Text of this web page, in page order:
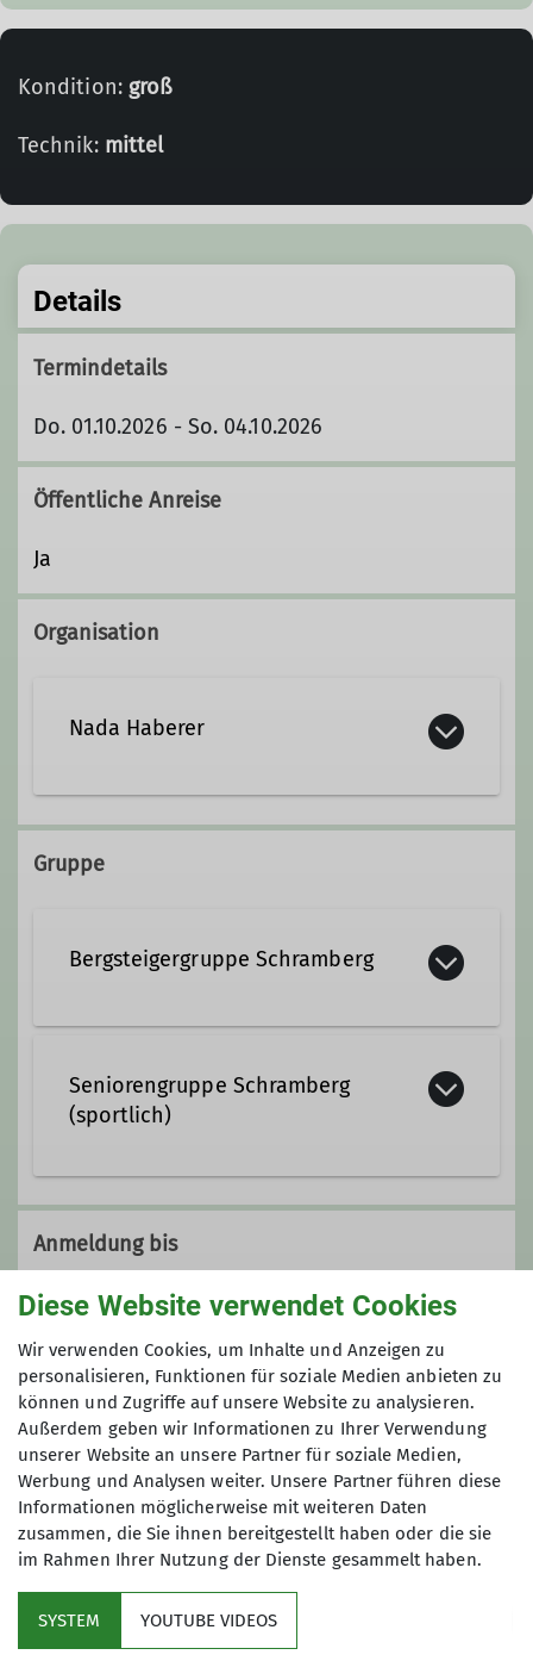
Kondition: groß
Technik: mittel
Details
Termindetails
Do. 01.10.2026 - So. 04.10.2026
Öffentliche Anreise
Ja
Organisation
Nada Haberer
07403-8152
Gruppe
Bergsteigergruppe Schramberg
... mehr unter Details
Seniorengruppe Schramberg
(sportlich)
Wenn möglich, treffen wir uns
mindestens eimal im Monat, meistens
am 4. Mittwoch im Monat.
Anmeldung bis
01.01.2025
Maximale Teilnehmeranzahl
9
Diese Website verwendet Cookies
Wir verwenden Cookies, um Inhalte und Anzeigen zu
personalisieren, Funktionen für soziale Medien anbieten zu
können und Zugriffe auf unsere Website zu analysieren.
Außerdem geben wir Informationen zu Ihrer Verwendung
unserer Website an unsere Partner für soziale Medien,
Werbung und Analysen weiter. Unsere Partner führen diese
Informationen möglicherweise mit weiteren Daten
zusammen, die Sie ihnen bereitgestellt haben oder die sie
im Rahmen Ihrer Nutzung der Dienste gesammelt haben.
SYSTEM YOUTUBE VIDEOS